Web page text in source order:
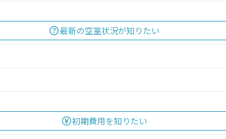
最新の空室状況が知りたい
初期費用を知りたい